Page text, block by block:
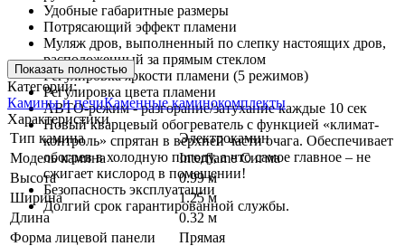
Удобные габаритные размеры
Потрясающий эффект пламени
Муляж дров, выполненный по слепку настоящих дров,
расположенный за прямым стеклом
Регулировка яркости пламени (5 режимов)
Регулировка цвета пламени
АВТО-режим - разгорание/затухание каждые 10 сек
Новый кварцевый обогреватель с функцией «климат-
контроль» спрятан в верхней части очага. Обеспечивает
обогрев в холодную погоду, а что самое главное – не
сжигает кислород в помещении!
Безопасность эксплуатации
Долгий срок гарантированной службы.
Показать полностью
Категории:
Камины и печиКаменные каминокомплекты
Характеристики
Тип камина
Электрокамин
Модель камина
Interflame Сигма
Высота
0.99 м
Ширина
1.25 м
Длина
0.32 м
Форма лицевой панели
Прямая